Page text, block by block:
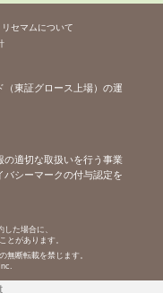
リセマムについて
（東証グロース上場）の運
の適切な取扱いを行う事業
シーマークの付与認定を
た場合に、
とがあります。
無断転載を禁じます。